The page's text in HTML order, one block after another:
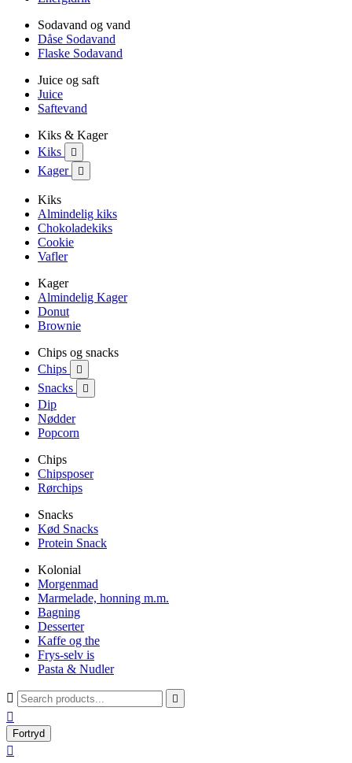
Sodavand og vand
Dåse Sodavand
Flaske Sodavand
Juice og saft
Juice
Saftevand
Kiks & Kager
Kiks

Kager 
Kiks
Almindelig kiks
Chokoladekiks
Cookie
Vafler
Kager
Almindelig Kager
Donut
Brownie
Chips og snacks
Chips

Snacks 
Dip
Nødder
Popcorn
Chips
Chipsposer
Rørchips
Snacks
Kød Snacks
Protein Snack
Kolonial
Morgenmad
Marmelade, honning m.m.
Bagning
Desserter
Kaffe og the
Frys-selv is
Pasta & Nudler
 

Fortryd
